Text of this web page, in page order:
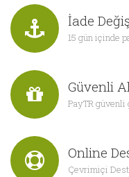
İade
15 gün içinde
Güvenli
PayTR güvenli
Online
Çevrimiçi